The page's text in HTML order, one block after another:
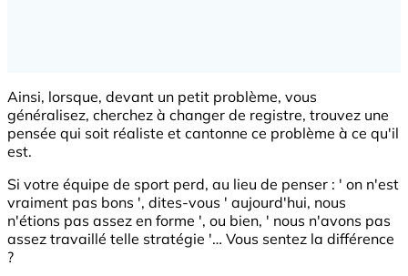
Ainsi, lorsque, devant un petit problème, vous
généralisez, cherchez à changer de registre, trouvez une
pensée qui soit réaliste et cantonne ce problème à ce qu'il
est.
Si votre équipe de sport perd, au lieu de penser : ' on n'est
vraiment pas bons ', dites-vous ' aujourd'hui, nous
n'étions pas assez en forme ', ou bien, ' nous n'avons pas
assez travaillé telle stratégie '… Vous sentez la différence
?